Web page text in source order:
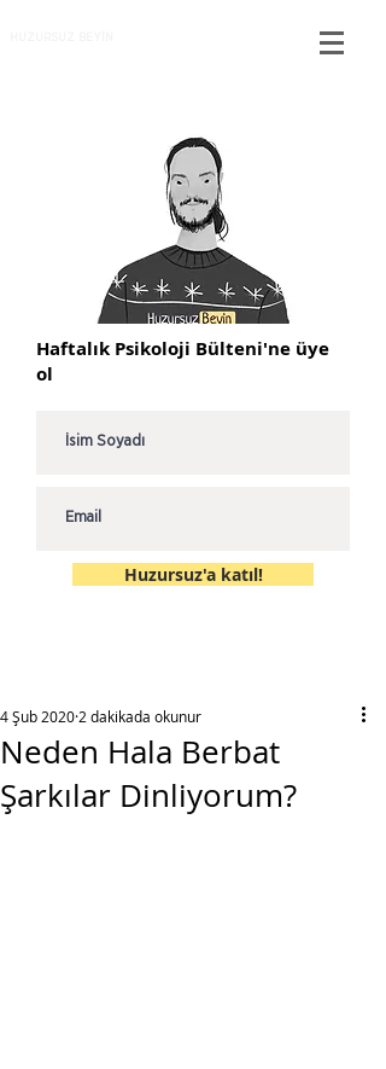
Haftalık Psikoloji Bülteni'ne üye
ol
Huzursuz'a katıl!
Neden Hala Berbat
Şarkılar Dinliyorum?
4 Şub 2020 2 dakikada okunur